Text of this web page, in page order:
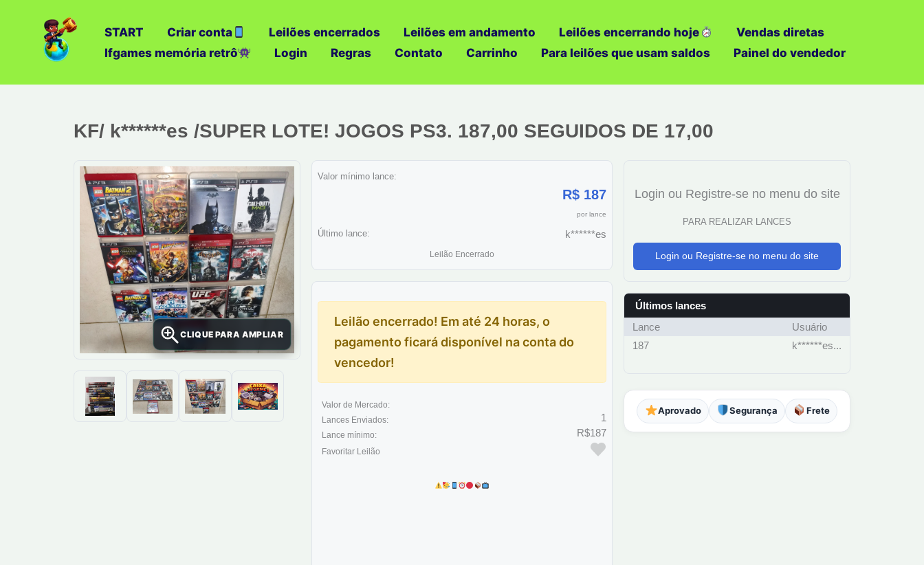
START Criar conta Leilões encerrados Leilões em andamento Leilões encerrando hoje
Vendas diretas
Ifgames memória retrô
Login Regras Contato Carrinho Para leilões que usam saldos Painel do vendedor
KF/ k******es /SUPER LOTE! JOGOS PS3. 187,00 SEGUIDOS DE 17,00
CLIQUE PARA AMPLIAR
Valor mínimo lance:
R$ 187
por lance
Último lance: k******es
Leilão Encerrado
Leilão encerrado! Em até 24 horas, o
pagamento ficará disponível na conta do
vencedor!
Valor de Mercado:
Lances Enviados:
1
Lance mínimo: R$187
Favoritar Leilão
Login ou Registre-se no menu do site
PARA REALIZAR LANCES
Login ou Registre-se no menu do site
Últimos lances
Lance
Usuário
187
k******es...
Aprovado Segurança Frete